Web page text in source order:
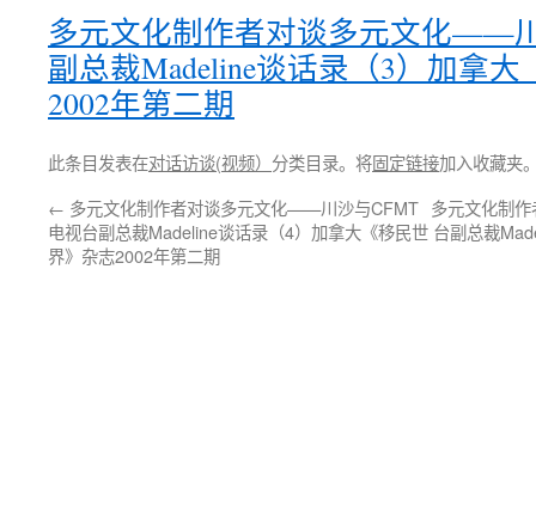
多元文化制作者对谈多元文化——
副总裁Madeline谈话录（3）加拿
2002年第二期
此条目发表在对话访谈(视频） 分类目录。将固定链接加入收藏夹
← 多元文化制作者对谈多元文化——川沙与CFMT
电视台副总裁Madeline谈话录（4）加拿大《移民世
界》杂志2002年第二期
多元文化制
台副总裁